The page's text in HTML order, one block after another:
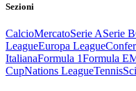
Sezioni
CalcioMercatoSerie ASerie B
LeagueEuropa League
ItalianaFormula 1Formula E
CupNations LeagueTennisSci